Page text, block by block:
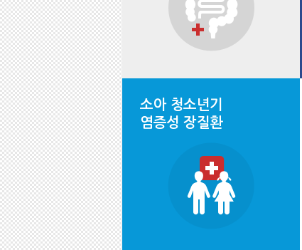
소아 청소년기
염증성 장질환